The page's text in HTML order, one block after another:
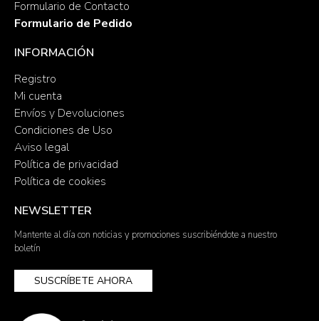
Formulario de Contacto
Formulario de Pedido
INFORMACIÓN
Registro
Mi cuenta
Envíos y Devoluciones
Condiciones de Uso
Aviso legal
Política de privacidad
Política de cookies
NEWSLETTER
Mantente al día con noticias y promociones suscribiéndote a nuestro
boletín
SUSCRÍBETE AHORA